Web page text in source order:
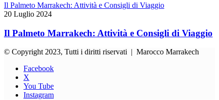
Il Palmeto Marrakech: Attività e Consigli di Viaggio
20 Luglio 2024
Il Palmeto Marrakech: Attività e Consigli di Viaggio
© Copyright 2023, Tutti i diritti riservati | Marocco Marrakech
Facebook
X
You Tube
Instagram